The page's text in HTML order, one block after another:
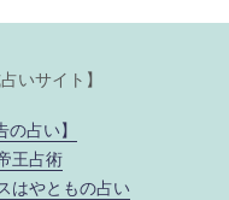
いサイト】
占い】
王占術
はやともの占い